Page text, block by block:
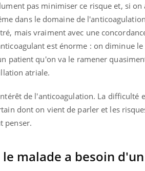
pas minimiser ce risque et, si
dans le domaine de
mais vraiment avec une
est énorme : on diminue
patient qu'on va le ramener
atriale.
de l'anticoagulation. La difficulté
dont on vient de parler et les
penser.
malade a besoin
Youtube
Insuline & Charge mentale : et si